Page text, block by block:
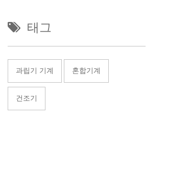
태그
과립기 기계 혼합기계
건조기